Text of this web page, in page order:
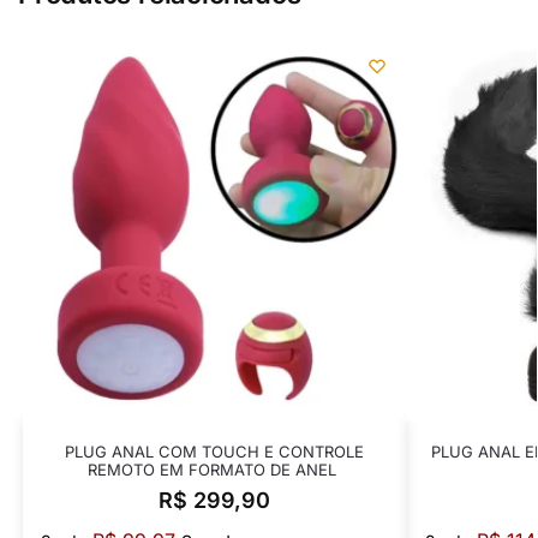
PLUG ANAL COM TOUCH E CONTROLE
REMOTO EM FORMATO DE ANEL
R$ 299,90
PLUG ANAL